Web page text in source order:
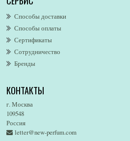
Alsayad
Altaia
Alvarez Gomez
Alviero Martini
Alyson Oldoini
American Eagle
Amore Segreto
Amorino
Amouage
Способы доставки
Способы оплаты
Сертификаты
Сотрудничество
Бренды
КОНТАКТЫ
г. Москва
109548
Россия
letter@new-perfum.com